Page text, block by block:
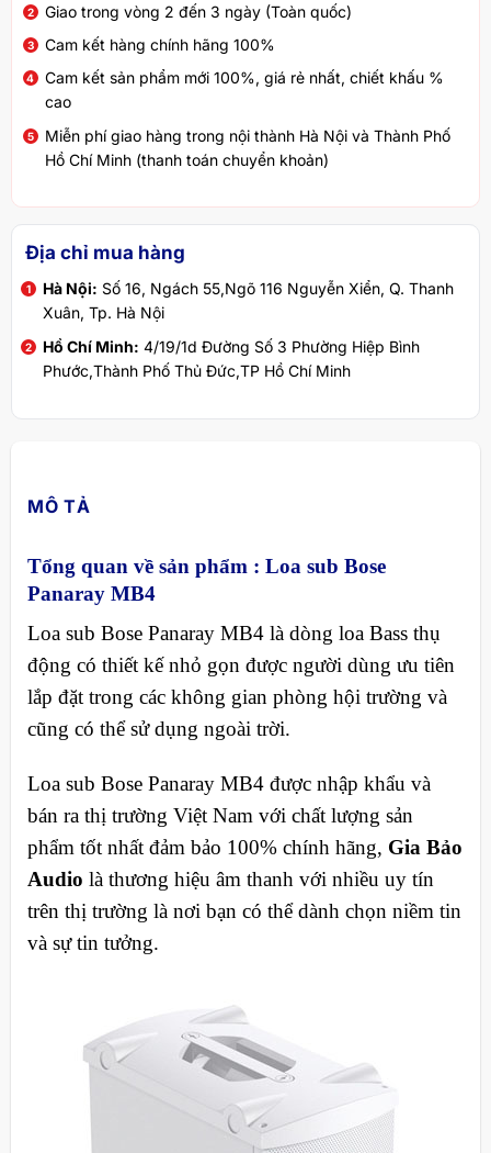
Giao trong vòng 2 đến 3 ngày (Toàn quốc)
Cam kết hàng chính hãng 100%
Cam kết sản phẩm mới 100%, giá rẻ nhất, chiết khấu %
cao
Miễn phí giao hàng trong nội thành Hà Nội và Thành Phố
Hồ Chí Minh (thanh toán chuyển khoản)
Địa chỉ mua hàng
Hà Nội: Số 16, Ngách 55,Ngõ 116 Nguyễn Xiển, Q. Thanh
Xuân, Tp. Hà Nội
Hồ Chí Minh: 4/19/1d Đường Số 3 Phường Hiệp Bình
Phước,Thành Phố Thủ Đức,TP Hồ Chí Minh
MÔ TẢ
Tổng quan về sản phẩm : Loa sub Bose
Panaray MB4
Loa sub Bose Panaray MB4 là dòng loa Bass thụ
động có thiết kế nhỏ gọn được người dùng ưu tiên
lắp đặt trong các không gian phòng hội trường và
cũng có thể sử dụng ngoài trời.
Loa sub Bose Panaray MB4 được nhập khẩu và
bán ra thị trường Việt Nam với chất lượng sản
phẩm tốt nhất đảm bảo 100% chính hãng, Gia Bảo
Audio là thương hiệu âm thanh với nhiều uy tín
trên thị trường là nơi bạn có thể dành chọn niềm tin
và sự tin tưởng.